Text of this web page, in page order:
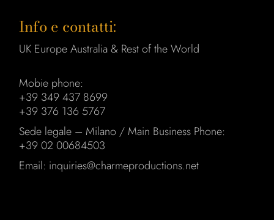
Info e contatti:
UK Europe Australia & Rest of the World
Mobie phone:
+39 349 437 8699
+39 376 136 5767
Sede legale – Milano / Main Business Phone:
+39 02 00684503
Email: inquiries@charmeproductions.net